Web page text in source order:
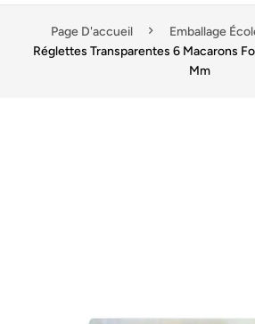
Page D'accueil Emballage
Réglettes Transparentes 6 Macarons
Mm